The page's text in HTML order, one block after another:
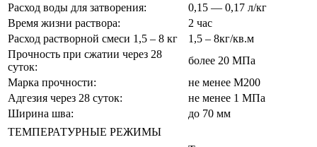
Расход воды для затворения:
0,15 — 0,17 л/кг
Время жизни раствора:
2 час
Расход растворной смеси 1,5 – 8 кг
1,5 – 8кг/кв.м
Прочность при сжатии через 28
суток:
более 20 МПа
Марка прочности:
не менее М200
Адгезия через 28 суток:
не менее 1 МПа
Ширина шва:
до 70 мм
ТЕМПЕРАТУРНЫЕ РЕЖИМЫ